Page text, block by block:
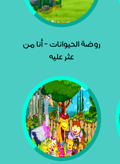
روضة الحيوانات - أنا من
عثر عليه